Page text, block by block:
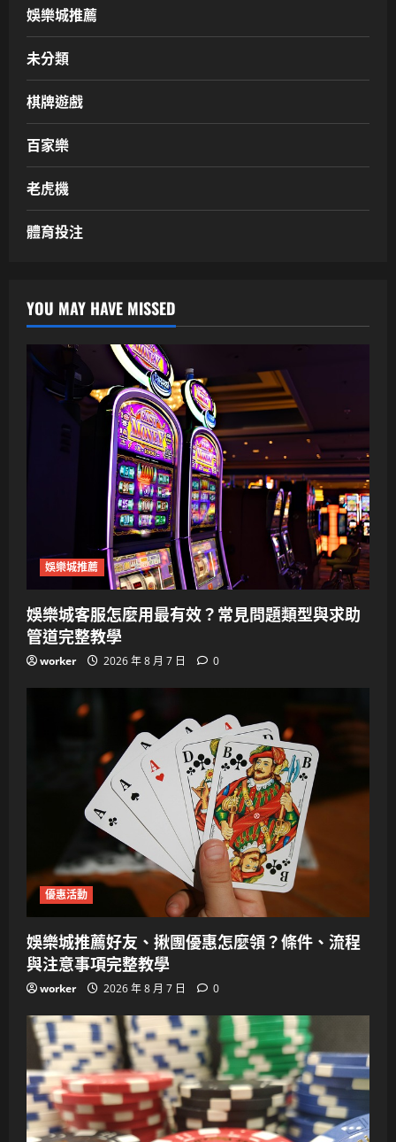
娛樂城推薦
未分類
棋牌遊戲
百家樂
老虎機
體育投注
YOU MAY HAVE MISSED
娛樂城推薦
娛樂城客服怎麼用最有效？常見問題類型與求助
管道完整教學
worker 2026 年 8 月 7 日 0
優惠活動
娛樂城推薦好友、揪團優惠怎麼領？條件、流程
與注意事項完整教學
worker 2026 年 8 月 7 日 0